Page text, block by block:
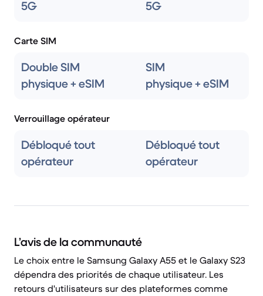
5G 5G
Carte SIM
Double SIM
physique + eSIM
SIM
physique + eSIM
Verrouillage opérateur
Débloqué tout
opérateur
Débloqué tout
opérateur
L’avis de la communauté
Le choix entre le Samsung Galaxy A55 et le Galaxy S23
dépendra des priorités de chaque utilisateur. Les
retours d'utilisateurs sur des plateformes comme